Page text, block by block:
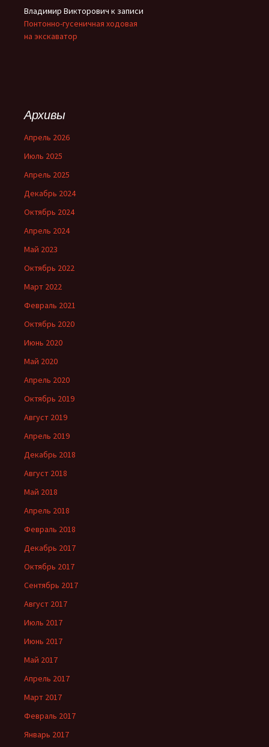
Владимир Викторович к записи
Понтонно-гусеничная ходовая
на экскаватор
Архивы
Апрель 2026
Июль 2025
Апрель 2025
Декабрь 2024
Октябрь 2024
Апрель 2024
Май 2023
Октябрь 2022
Март 2022
Февраль 2021
Октябрь 2020
Июнь 2020
Май 2020
Апрель 2020
Октябрь 2019
Август 2019
Апрель 2019
Декабрь 2018
Август 2018
Май 2018
Апрель 2018
Февраль 2018
Декабрь 2017
Октябрь 2017
Сентябрь 2017
Август 2017
Июль 2017
Июнь 2017
Май 2017
Апрель 2017
Март 2017
Февраль 2017
Январь 2017